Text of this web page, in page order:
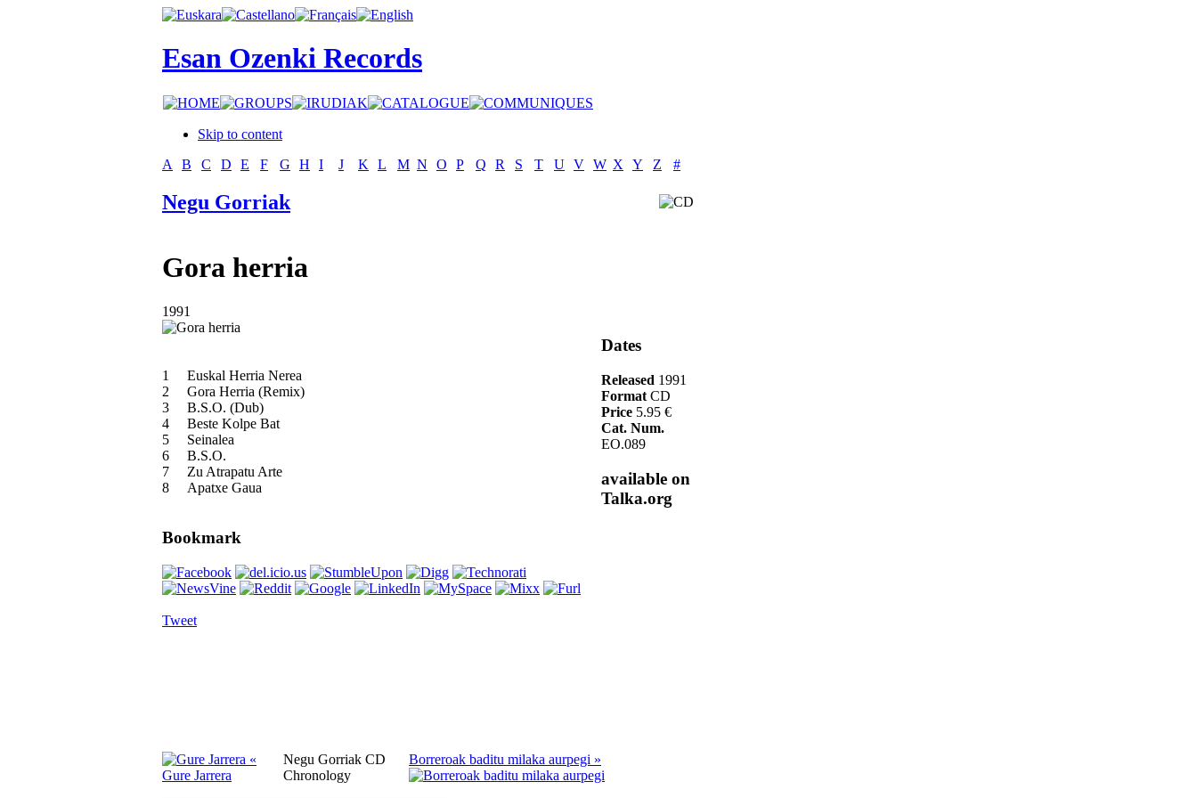
Esan Ozenki Records
Skip to content
A
B C D E F G H I J K L M N O P Q R S T U V W X Y Z #
Negu Gorriak
Gora herria
1991
1
Euskal Herria Nerea
2
Gora Herria (Remix)
3
B.S.O. (Dub)
4
Beste Kolpe Bat
5
Seinalea
6
B.S.O.
7
Zu Atrapatu Arte
8
Apatxe Gaua
Bookmark
Tweet
Dates
Released 1991
Format CD
Price 5.95 €
Cat. Num.
EO.089
available on
Talka.org
«
Gure Jarrera
Negu Gorriak CD
Chronology
Borreroak baditu milaka aurpegi »